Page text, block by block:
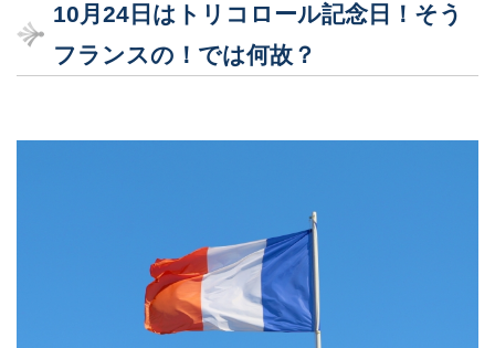
10 月24 日はトリコロール記念日！そう
フランスの！では何故？